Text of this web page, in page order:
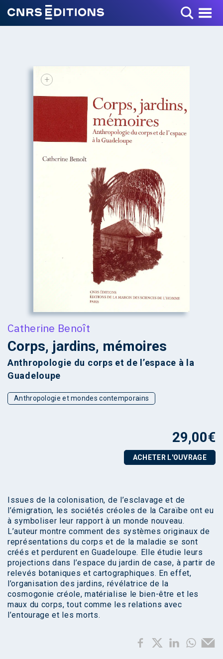
Toggle Menu
+
Catherine Benoît
Corps, jardins, mémoires
Anthropologie du corps et de l’espace à la
Guadeloupe
Anthropologie et mondes contemporains
29,00€
ACHETER L'OUVRAGE
Issues de la colonisation, de l’esclavage et de
l’émigration, les sociétés créoles de la Caraïbe ont eu
à symboliser leur rapport à un monde nouveau.
L’auteur montre comment des systèmes originaux de
représentations du corps et de la maladie se sont
créés et perdurent en Guadeloupe. Elle étudie leurs
projections dans l’espace du jardin de case, à partir de
relevés botaniques et cartographiques. En effet,
l’organisation des jardins, révélatrice de la
cosmogonie créole, matérialise le bien-être et les
maux du corps, tout comme les relations avec
l’entourage et les morts.